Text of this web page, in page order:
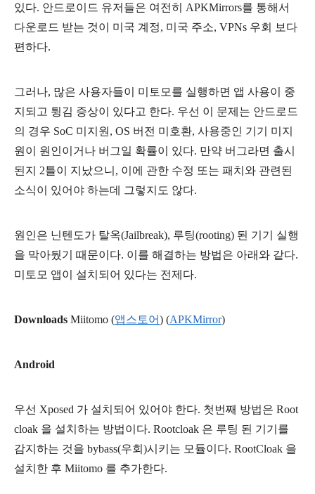
있다. 안드로이드 유저들은 여전히 APKMirrors를 통해서
다운로드 받는 것이 미국 계정, 미국 주소, VPNs 우회 보다
편하다.
그러나, 많은 사용자들이 미토모를 실행하면 앱 사용이 중
지되고 튕김 증상이 있다고 한다. 우선 이 문제는 안드로드
의 경우 SoC 미지원, OS 버전 미호환, 사용중인 기기 미지
원이 원인이거나 버그일 확률이 있다. 만약 버그라면 출시
된지 2틀이 지났으니, 이에 관한 수정 또는 패치와 관련된
소식이 있어야 하는데 그렇지도 않다.
원인은 닌텐도가 탈옥(Jailbreak), 루팅(rooting) 된 기기 실행
을 막아뒀기 때문이다. 이를 해결하는 방법은 아래와 같다.
미토모 앱이 설치되어 있다는 전제다.
Downloads Miitomo (앱스토어) (APKMirror)
Android
우선 Xposed 가 설치되어 있어야 한다. 첫번째 방법은 Root
cloak 을 설치하는 방법이다. Rootcloak 은 루팅 된 기기를
감지하는 것을 bybass(우회)시키는 모듈이다. RootCloak 을
설치한 후 Miitomo 를 추가한다.